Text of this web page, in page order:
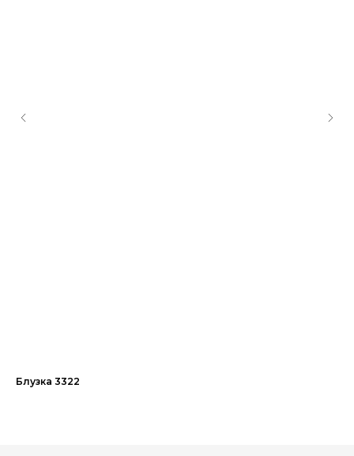
Блузка 3322